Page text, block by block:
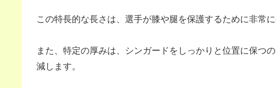
この特長的な長さは、選手が膝や腿を保護するために非常に
また、特定の厚みは、シンガードをしっかりと位置に保つ
減します。